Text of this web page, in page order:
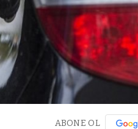
ABONE OL